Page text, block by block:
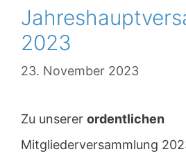
2023
23. November 2023
Zu unserer ordentlichen
Mitgliederversammlung